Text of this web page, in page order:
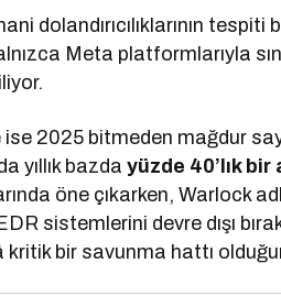
dolandırıcılıklarının
Meta platformlarıyla
2025 bitmeden mağdur
yıllık bazdayüzde 40’lık bir
öne çıkarken, Warlock
sistemlerini devre dışı
bir savunma hattı